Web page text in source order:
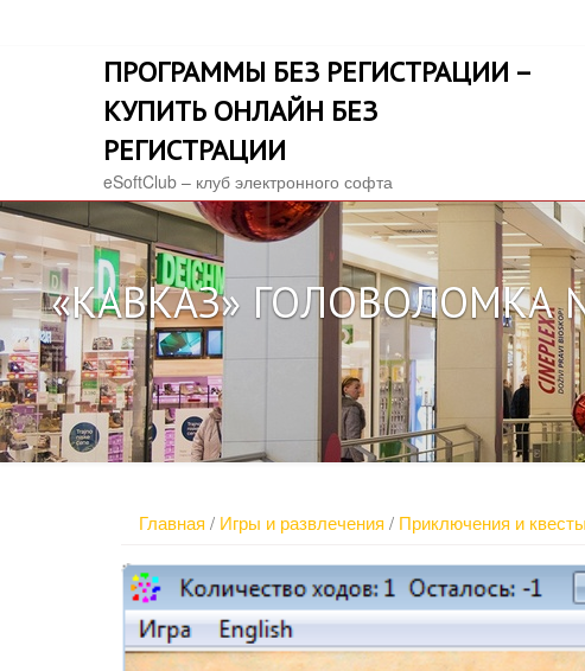
ПРОГРАММЫ БЕЗ РЕГИСТРАЦИИ –
КУПИТЬ ОНЛАЙН БЕЗ
РЕГИСТРАЦИИ
eSoftClub – клуб электронного софта
«КАВКАЗ» ГОЛОВОЛОМКА
Главная / Игры и развлечения / Приключения и квесты